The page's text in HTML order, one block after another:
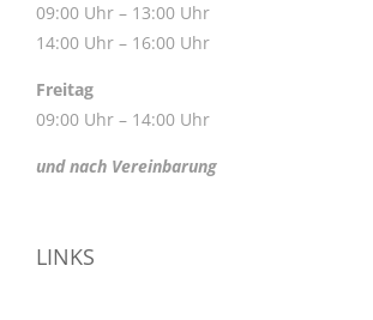
09:00 Uhr – 13:00 Uhr
14:00 Uhr – 16:00 Uhr
Freitag
09:00 Uhr – 14:00 Uhr
und nach Vereinbarung
LINKS